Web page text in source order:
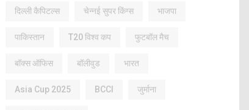
दिल्ली कैपिटल्स चेन्नई सुपर किंग्स भाजपा
पाकिस्तान T20 विश्व कप फुटबॉल मैच
बॉक्स ऑफिस बॉलीवुड भारत
Asia Cup 2025 BCCI जुर्माना